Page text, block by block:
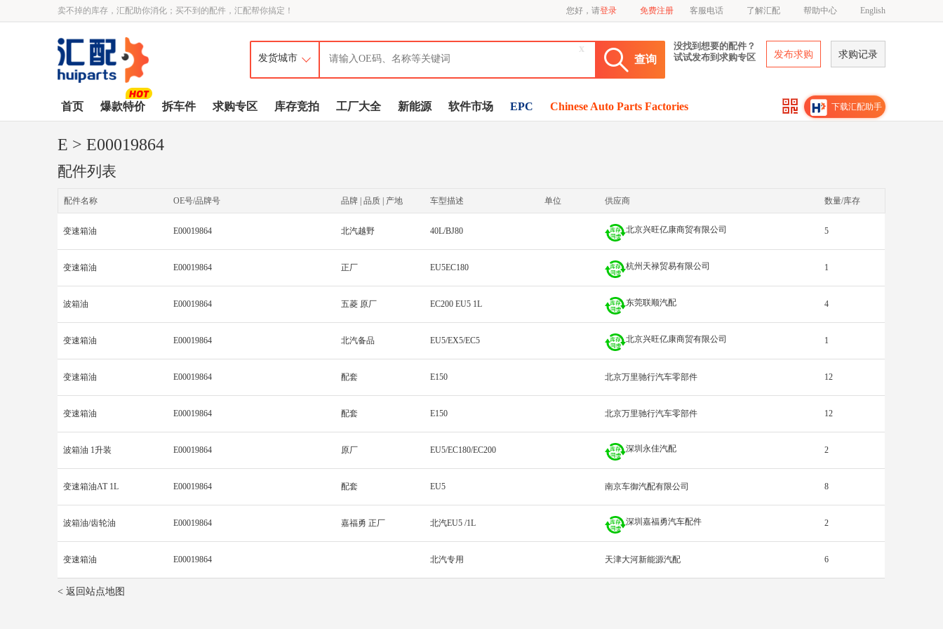
卖不掉的库存，汇配助你消化；买不到的配件，汇配帮你搞定！ 您好，请登录 免费注册 客服电话 了解汇配 帮助中心 English
查询
x
没找到想要的配件？
试试发布到求购专区
发布求购 求购记录
首页 爆款特价 拆车件 求购专区 库存竞拍 工厂大全 新能源 软件市场 EPC Chinese Auto Parts Factories 下载汇配助手
E > E00019864
配件列表
配件名称 OE号/品牌号 品牌 | 品质 | 产地 车型描述 单位 供应商 数量/库存
变速箱油 E00019864 北汽越野 40L/BJ80 北京兴旺亿康商贸有限公司 5
变速箱油 E00019864 正厂 EU5EC180 杭州天禄贸易有限公司 1
波箱油 E00019864 五菱 原厂 EC200 EU5 1L 东莞联顺汽配 4
变速箱油 E00019864 北汽备品 EU5/EX5/EC5 北京兴旺亿康商贸有限公司 1
变速箱油 E00019864 配套 E150 北京万里驰行汽车零部件 12
变速箱油 E00019864 配套 E150 北京万里驰行汽车零部件 12
波箱油 1升装 E00019864 原厂 EU5/EC180/EC200 深圳永佳汽配 2
变速箱油AT 1L E00019864 配套 EU5 南京车御汽配有限公司 8
波箱油/齿轮油 E00019864 嘉福勇 正厂 北汽EU5 /1L 深圳嘉福勇汽车配件 2
变速箱油 E00019864 北汽专用 天津大河新能源汽配 6
< 返回站点地图